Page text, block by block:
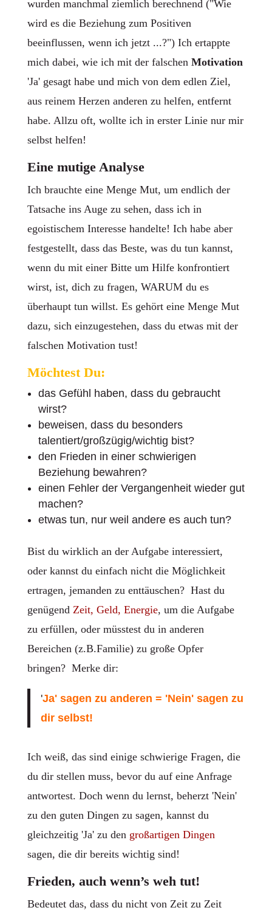
wurden manchmal ziemlich berechnend ("Wie
wird es die Beziehung zum Positiven
beeinflussen, wenn ich jetzt ...?") Ich ertappte
mich dabei, wie ich mit der falschen Motivation
'Ja' gesagt habe und mich von dem edlen Ziel,
aus reinem Herzen anderen zu helfen, entfernt
habe. Allzu oft, wollte ich in erster Linie nur mir
selbst helfen!
Eine mutige Analyse
Ich brauchte eine Menge Mut, um endlich der
Tatsache ins Auge zu sehen, dass ich in
egoistischem Interesse handelte! Ich habe aber
festgestellt, dass das Beste, was du tun kannst,
wenn du mit einer Bitte um Hilfe konfrontiert
wirst, ist, dich zu fragen, WARUM du es
überhaupt tun willst. Es gehört eine Menge Mut
dazu, sich einzugestehen, dass du etwas mit der
falschen Motivation tust!
Möchtest Du:
das Gefühl haben, dass du gebraucht
wirst?
beweisen, dass du besonders
talentiert/großzügig/wichtig bist?
den Frieden in einer schwierigen
Beziehung bewahren?
einen Fehler der Vergangenheit wieder gut
machen?
etwas tun, nur weil andere es auch tun?
Bist du wirklich an der Aufgabe interessiert,
oder kannst du einfach nicht die Möglichkeit
ertragen, jemanden zu enttäuschen? Hast du
genügend Zeit, Geld, Energie, um die Aufgabe
zu erfüllen, oder müsstest du in anderen
Bereichen (z.B.Familie) zu große Opfer
bringen? Merke dir:
'Ja' sagen zu anderen = 'Nein' sagen zu
dir selbst!
Ich weiß, das sind einige schwierige Fragen, die
du dir stellen muss, bevor du auf eine Anfrage
antwortest. Doch wenn du lernst, beherzt 'Nein'
zu den guten Dingen zu sagen, kannst du
gleichzeitig 'Ja' zu den großartigen Dingen
sagen, die dir bereits wichtig sind!
Frieden, auch wenn’s weh tut!
Bedeutet das, dass du nicht von Zeit zu Zeit